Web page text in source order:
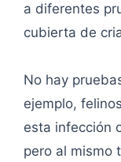
a diferentes
cubierta de
No hay
ejemplo,
esta infección
pero al mismo